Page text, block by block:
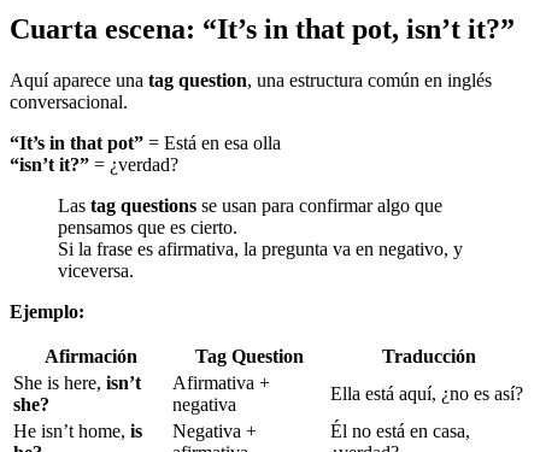
Cuarta escena: “It’s in that pot, isn’t it?”
Aquí aparece una tag question, una estructura común en inglés
conversacional.
“It’s in that pot” = Está en esa olla
“isn’t it?” = ¿verdad?
Las tag questions se usan para confirmar algo que
pensamos que es cierto.
Si la frase es afirmativa, la pregunta va en negativo, y
viceversa.
Ejemplo:
Afirmación Tag Question
Traducción
She is here, isn’t
she?
Afirmativa +
negativa
Ella está aquí, ¿no es así?
He isn’t home, is
Negativa +
Él no está en casa,